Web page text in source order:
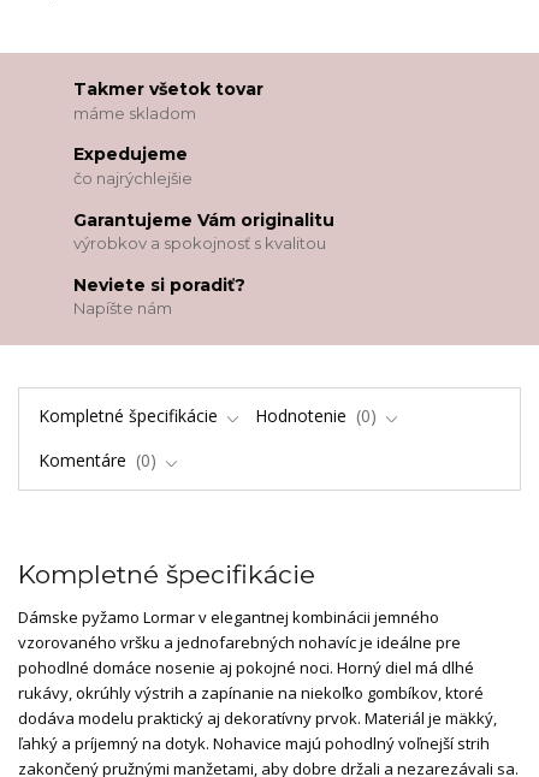
Takmer všetok tovar
máme skladom
Expedujeme
čo najrýchlejšie
Garantujeme Vám originalitu
výrobkov a spokojnosť s kvalitou
Neviete si poradiť?
Napíšte nám
Kompletné špecifikácie Hodnotenie
0
Komentáre
0
Kompletné špecifikácie
Dámske pyžamo Lormar v elegantnej kombinácii jemného
vzorovaného vršku a jednofarebných nohavíc je ideálne pre
pohodlné domáce nosenie aj pokojné noci. Horný diel má dlhé
rukávy, okrúhly výstrih a zapínanie na niekoľko gombíkov, ktoré
dodáva modelu praktický aj dekoratívny prvok. Materiál je mäkký,
ľahký a príjemný na dotyk. Nohavice majú pohodlný voľnejší strih
zakončený pružnými manžetami, aby dobre držali a nezarezávali sa.